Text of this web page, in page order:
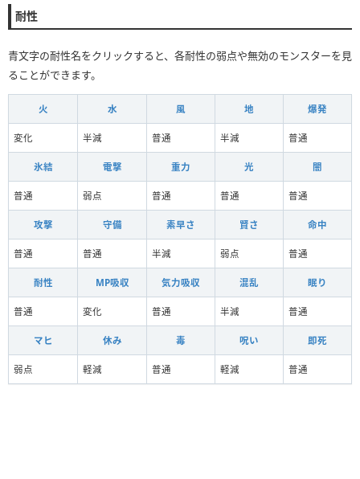
耐性
青文字の耐性名をクリックすると、各耐性の弱点や無効のモンスターを見
ることができます。
火 水 風 地 爆発
変化 半減 普通 半減 普通
氷結 電撃 重力 光 闇
普通 弱点 普通 普通 普通
攻撃 守備 素早さ 賢さ 命中
普通 普通 半減 弱点 普通
耐性 MP吸収 気力吸収 混乱 眠り
普通 変化 普通 半減 普通
マヒ 休み 毒 呪い 即死
弱点 軽減 普通 軽減 普通